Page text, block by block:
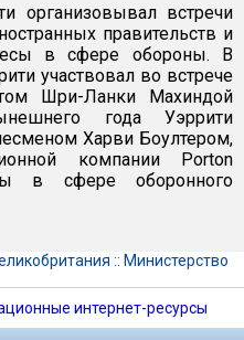
организовывал встречи
правительств и
в сфере обороны. В
участвовал во встрече
Шри-Ланки Махиндой
года Уэррити
Харви Боултером,
компании Porton
в сфере оборонного
:: Министерство
интернет-ресурсы